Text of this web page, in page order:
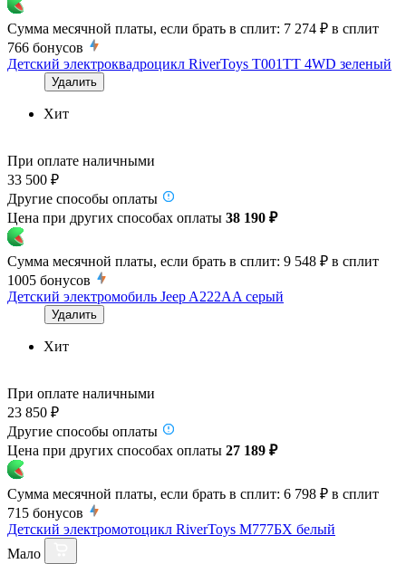
Сумма месячной платы, если брать в сплит: 7 274 ₽ в сплит
766 бонусов
Детский электроквадроцикл RiverToys T001TT 4WD зеленый
Удалить
Хит
При оплате наличными
33 500 ₽
Другие способы оплаты
Цена при других способах оплаты 38 190 ₽
Сумма месячной платы, если брать в сплит: 9 548 ₽ в сплит
1005 бонусов
Детский электромобиль Jeep A222AA серый
Удалить
Хит
При оплате наличными
23 850 ₽
Другие способы оплаты
Цена при других способах оплаты 27 189 ₽
Сумма месячной платы, если брать в сплит: 6 798 ₽ в сплит
715 бонусов
Детский электромотоцикл RiverToys М777БХ белый
Мало